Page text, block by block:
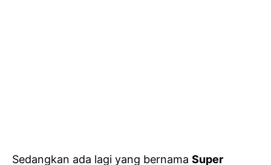
Sedangkan ada lagi yang bernama Super